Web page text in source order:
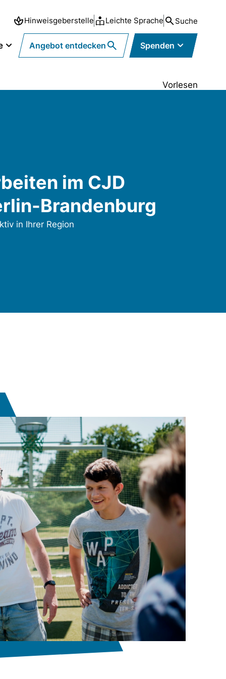
Hinweisgeberstelle Leichte Sprache Suche
Angebot entdecken Spenden
Vorlesen
im CJD
Brandenburg
in Ihrer Region